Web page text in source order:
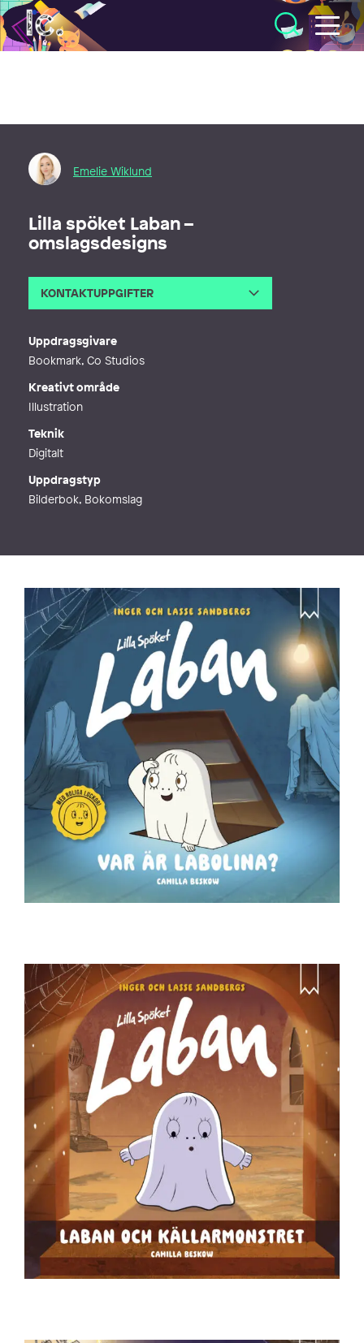
Illustratörcentrum
Emelie Wiklund
Lilla spöket Laban –
omslagsdesigns
KONTAKTUPPGIFTER
Uppdragsgivare
Bookmark, Co Studios
Kreativt område
Illustration
Teknik
Digitalt
Uppdragstyp
Bilderbok, Bokomslag